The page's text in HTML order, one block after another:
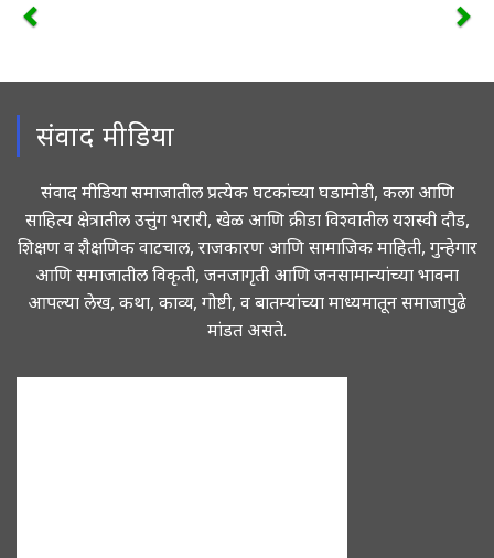
संवाद मीडिया
संवाद मीडिया समाजातील प्रत्येक घटकांच्या घडामोडी, कला आणि
साहित्य क्षेत्रातील उत्तुंग भरारी, खेळ आणि क्रीडा विश्वातील यशस्वी दौड,
शिक्षण व शैक्षणिक वाटचाल, राजकारण आणि सामाजिक माहिती, गुन्हेगार
आणि समाजातील विकृती, जनजागृती आणि जनसामान्यांच्या भावना
आपल्या लेख, कथा, काव्य, गोष्टी, व बातम्यांच्या माध्यमातून समाजापुढे
मांडत असते.